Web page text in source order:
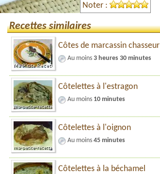
Noter :
Recettes similaires
Côtes de marcassin chasseur
Au moins 3 heures 30 minutes
Côtelettes à l'estragon
Au moins 10 minutes
Côtelettes à l'oignon
Au moins 45 minutes
Côtelettes à la béchamel